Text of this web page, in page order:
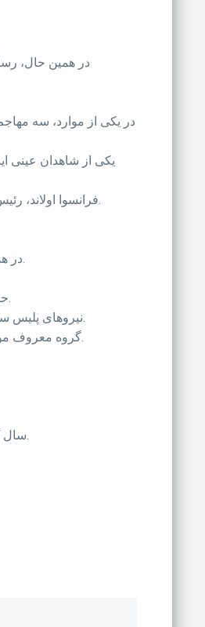
در همین حال،
در یکی از موارد، سه
یکی از شاهدان عینی
فرانسوا اولاند، رئیس‌جمهوری فرانسه، بامداد شنبه یک نشست امنیتی ویژه ترتیب داد و در گفت‌وگو با رسانه‌ها قول داد که واکنش کشورش به این حملات «بی‌رحمانه» خواهد بود.
در همین حال، در یکی از حملات شامگاه جمعه، چهار فرد مسلح به سالن موسیقی باتاکلان در پاریس حمله کرده و بیش از 80 جوان را در این محل به قتل رساندند.
حمله‌کنندگان بقیه حاضران در سالن را گروگان گرفتند اما با ورود پلیس به محل سه تن از مهاجمان با منفجر کردن کمربندهای انتحاری دست به خودکشی زدند.
نیروهای پلیس سپس با سلاح‌های سنگین به این سالن وارد شده و مهاجمی دیگر را به قتل رساندند اما گفته می‌شود تعداد دیگری از مهاجمان ممکن است از محل گریخته‌باشند.
گروه معروف موسیقی «یو۲» نیز که قرار بود شنبه شب در پاریس کنسرت داشته باشد اعلام کرد که به خاطر وقوع این حملات، برنامه کنسرت خود را به تعویق انداخته است.
سال گذشته نیز در جریان حمله مسلحانه به دفتر هفته‌نامه طنز شارلی ابدو و یک سوپرمارکت یهودی در پاریس، 19روزنامه‌نگار، کارتونیست و شهروند کشته شدند.